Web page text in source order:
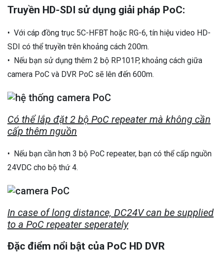
Truyền HD-SDI sử dụng giải pháp PoC:
• Với cáp đồng trục 5C-HFBT hoặc RG-6, tín hiệu video HD-
SDI có thể truyền trên khoảng cách 200m.
• Nếu bạn sử dụng thêm 2 bộ RP101P, khoảng cách giữa
camera PoC và DVR PoC sẽ lên đến 600m.
Có thể lắp đặt 2 bộ PoC repeater mà không cần
cấp thêm nguồn
• Nếu bạn cần hơn 3 bộ PoC repeater, bạn có thể cấp nguồn
24VDC cho bộ thứ 4.
In case of long distance, DC24V can be supplied
to a PoC repeater seperately
Đặc điểm nổi bật của PoC HD DVR